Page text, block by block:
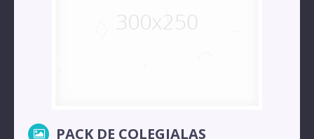
PACK DE COLEGIALAS